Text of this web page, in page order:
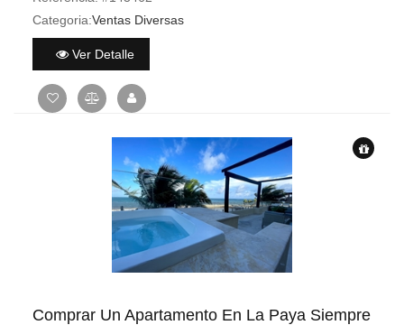
Categoria:Ventas Diversas
Ver Detalle
Comprar Un Apartamento En La Paya Siempre